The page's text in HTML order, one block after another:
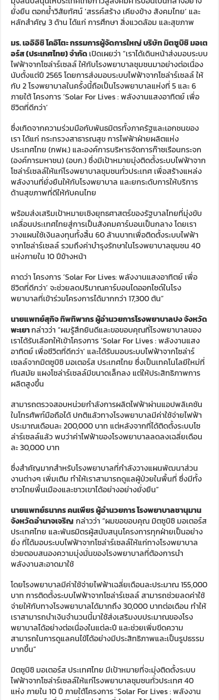
ยั่งยืน ตอกย้ำวิสัยทัศน์ ‘สรรค์สร้าง เคียงข้าง สังคมไทย’ และ
หลักสำคัญ 3 ด้าน ได้แก่ การศึกษา สิ่งแวดล้อม และสุขภาพ
มร. เออิอิชิ โคอิโตะ กรรมการผู้จัดการใหญ่ บริษัท มิตซูบิชิ มอเต
อร์ส (ประเทศไทย) จำกัด เปิดเผยว่า “เราได้เดินหน้าส่งมอบระบบ
ไฟฟ้าจากโซล่าร์เซลล์ ให้กับโรงพยาบาลชุมชนมาอย่างต่อเนื่อง
นับตั้งแต่ปี 2565 โดยการส่งมอบระบบไฟฟ้าจากโซล่าร์เซลล์ ให้
กับ 2 โรงพยาบาลในครั้งนี้ถือเป็นโรงพยาบาลแห่งที่ 5 และ 6
ภายใต้ โครงการ ‘Solar For Lives : พลังงานแสงอาทิตย์ เพื่อ
ชีวิตที่ดีกว่า’
ซึ่งเกิดจากความร่วมมือกับพันธมิตรทั้งภาครัฐและเอกชนของ
เรา ได้แก่ กระทรวงสาธารณสุข การไฟฟ้าฝ่ายผลิตแห่ง
ประเทศไทย (กฟผ.) และองค์การบริหารจัดการก๊าซเรือนกระจก
(องค์การมหาชน) (อบก.) ซึ่งมีเป้าหมายมุ่งติดตั้งระบบไฟฟ้าจาก
โซล่าร์เซลล์ให้แก่โรงพยาบาลชุมชนทั่วประเทศ เพื่อสร้างแหล่ง
พลังงานที่ยั่งยืนให้กับโรงพยาบาล และยกระดับการให้บริการ
ด้านสุขภาพที่ดีให้กับคนไทย
พร้อมส่งเสริมเป้าหมายเชิงยุทธศาสตร์ของรัฐบาลไทยที่มุ่งขับ
เคลื่อนประเทศไทยสู่การเป็นสังคมคาร์บอนเป็นกลาง โดยเรา
วางแผนใช้เงินลงทุนทั้งสิ้น 60 ล้านบาทเพื่อติดตั้งระบบไฟฟ้า
จากโซล่าร์เซลล์ รวมถึงค่าบำรุงรักษาในโรงพยาบาลชุมชน 40
แห่งภายใน 10 ปีข้างหน้า
คาดว่า โครงการ ‘Solar For Lives: พลังงานแสงอาทิตย์ เพื่อ
ชีวิตที่ดีกว่า’ จะช่วยลดปริมาณคาร์บอนไดออกไซด์ในโรง
พยาบาลที่เข้าร่วมโครงการได้มากกว่า 17,300 ตัน”
นายแพทย์สุกิจ ทิพทิพากร ผู้อำนวยการโรงพยาบาลปง จังหวัด
พะเยากล่าวว่า “ผมรู้สึกยินดีและขอขอบคุณที่โรงพยาบาลของ
เราได้รับเลือกให้เข้าโครงการ ‘Solar For Lives : พลังงานแสง
อาทิตย์ เพื่อชีวิตที่ดีกว่า’ และได้รับมอบระบบไฟฟ้าจากโซล่าร์
เซลล์จากมิตซูบิชิ มอเตอร์ส ประเทศไทย ซึ่งเป็นเทคโนโลยีใหม่ที่
ทันสมัย แผงโซล่าร์เซลล์มีขนาดเล็กลง แต่ให้ประสิทธิภาพการ
ผลิตสูงขึ้น
สามารถตรวจสอบหน่วยกำลังการผลิตไฟฟ้าผ่านแอปพลิเคชัน
ในโทรศัพท์มือถือได้ ปกติแล้วทางโรงพยาบาลมีค่าใช้จ่ายไฟฟ้า
ประมาณเดือนละ 200,000 บาท แต่หลังจากที่ได้ติดตั้งระบบโซ
ล่าร์เซลล์แล้ว พบว่าค่าไฟฟ้าของโรงพยาบาลลดลงเฉลี่ยเดือน
ละ 30,000 บาท
ซึ่งสำคัญมากสำหรับโรงพยาบาลที่กำลังวางแผนพัฒนาส่วน
งานต่างๆ เพิ่มเติม ทำให้เราสามารถดูแลผู้ป่วยในพื้นที่ ซึ่งมีทั้ง
ชาวไทยพื้นเมืองและชาวเขาได้อย่างอย่างยั่งยืน”
นายแพทย์ธนากร คนเพียร ผู้อำนวยการ โรงพยาบาลชานุมาน
จังหวัดอำนาจเจริญ กล่าวว่า “ผมขอขอบคุณ มิตซูบิชิ มอเตอร์ส
ประเทศไทย และพันธมิตรผู้สนับสนุนโครงการทุกฝ่ายเป็นอย่าง
ยิ่ง ที่ได้มอบระบบไฟฟ้าจากโซล่าร์เซลล์ให้แก่ทางโรงพยาบาล
ช่วยตอบสนองความมุ่งมั่นของโรงพยาบาลที่ต้องการนำ
พลังงานสะอาดมาใช้
โดยโรงพยาบาลมีค่าใช้จ่ายไฟฟ้าเฉลี่ยเดือนละประมาณ 155,000
บาท การติดตั้งระบบไฟฟ้าจากโซล่าร์เซลล์ สามารถช่วยลดค่าใช้
จ่ายให้กับทางโรงพยาบาลได้มากถึง 30,000 บาทต่อเดือน ทำให้
เราสามารถนำเงินจำนวนนี้มาใช้ส่งเสริมงบประมาณของโรง
พยาบาลได้อย่างต่อเนื่องในแต่ละปี และช่วยเพิ่มขีดความ
สามารถในการดูแลคนไข้ได้อย่างมีประสิทธิภาพและเป็นรูปธรรม
มากขึ้น”
มิตซูบิชิ มอเตอร์ส ประเทศไทย มีเป้าหมายที่จะมุ่งติดตั้งระบบ
ไฟฟ้าจากโซล่าร์เซลล์ให้แก่โรงพยาบาลชุมชนทั่วประเทศ 40
แห่ง ภายใน 10 ปี ภายใต้โครงการ ‘Solar For Lives : พลังงาน